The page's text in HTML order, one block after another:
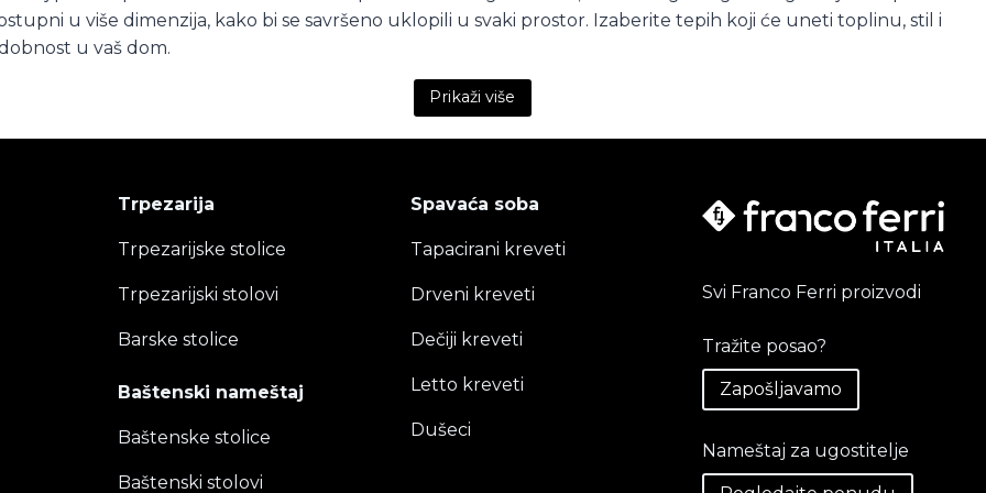
u više dimenzija, kako bi se savršeno uklopili u svaki prostor. Izaberite tepih koji će uneti toplinu, stil i
u vaš dom.
Prikaži više
Trpezarija
Trpezarijske stolice
Trpezarijski stolovi
Barske stolice
Baštenski nameštaj
Baštenske stolice
Baštenski stolovi
Spavaća soba
Tapacirani kreveti
Drveni kreveti
Dečiji kreveti
Letto kreveti
Dušeci
Svi Franco Ferri proizvodi
Tražite posao?
Zapošljavamo
Nameštaj za ugostitelje